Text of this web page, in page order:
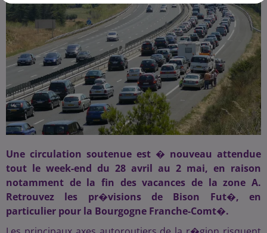
Une circulation soutenue est � nouveau attendue
tout le week-end du 28 avril au 2 mai, en raison
notamment de la fin des vacances de la zone A.
Retrouvez les pr�visions de Bison Fut�, en
particulier pour la Bourgogne Franche-Comt�.